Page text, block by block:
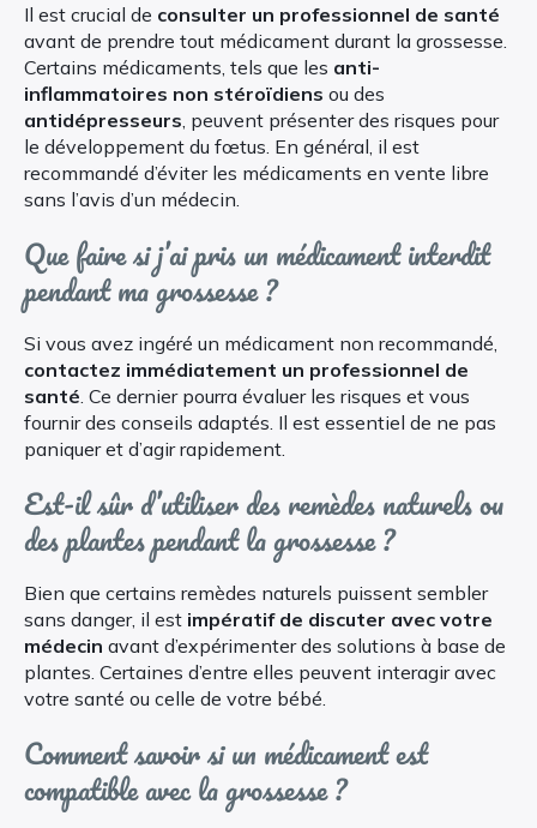
Il est crucial de consulter un professionnel de santé
avant de prendre tout médicament durant la grossesse.
Certains médicaments, tels que les anti-
inflammatoires non stéroïdiens ou des
antidépresseurs , peuvent présenter des risques pour
le développement du fœtus. En général, il est
recommandé d’éviter les médicaments en vente libre
sans l’avis d’un médecin.
Que faire si j’ai pris un médicament interdit
pendant ma grossesse ?
Si vous avez ingéré un médicament non recommandé,
contactez immédiatement un professionnel de
santé . Ce dernier pourra évaluer les risques et vous
fournir des conseils adaptés. Il est essentiel de ne pas
paniquer et d’agir rapidement.
Est-il sûr d’utiliser des remèdes naturels ou
des plantes pendant la grossesse ?
Bien que certains remèdes naturels puissent sembler
sans danger, il est impératif de discuter avec votre
médecin avant d’expérimenter des solutions à base de
plantes. Certaines d’entre elles peuvent interagir avec
votre santé ou celle de votre bébé.
Comment savoir si un médicament est
compatible avec la grossesse ?